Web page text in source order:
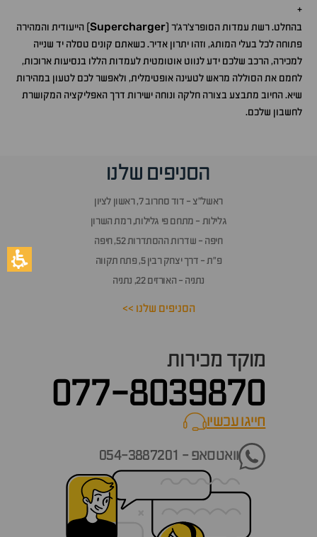
+
בהחלט. רשת עמדות הסופרצ'רג'ר (Supercharger) הייעודית והמהירה
פתוחה לכל בעלי המותג, וזהו יתרון אדיר. כשאתם קונים טסלה יד שנייה
למכירה, הרכב שלכם ידע לנווט אוטומטית לעמדות הללו בנסיעות ארוכות,
לחמם את הסוללה מראש לטעינה אופטימלית, ולאפשר לכם לטעון במהירות
שיא. החיוב מתבצע בצורה חלקה ונוחה ישירות דרך האפליקציה המקושרת
לחשבון שלכם.
הסניפים שלנו
ראשל״צ - דוד סחרוב 7, ראשון לציון
גלילות - מתחם פי גלילות, רמת השרון
חיפה - שדרות ההסתדרות 52, חיפה
פ״ת - דרך יצחק רבין 5, פתח תקווה
נתניה - האורזים 22, נתניה
הסניפים שלנו >>
מוקד מכירות
077-8039870
חייגו עכשיוcall now
וואטסאפ - 054-3887201